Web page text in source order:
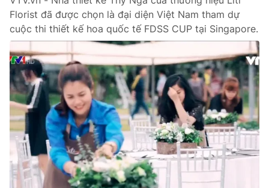
Liên hệ tòa soạn English
THỜI BÁO VTV
Theo dõi báo trên
Cơ quan chủ quản:Đài Truyền hình Việt Nam
Cơ quan báo chí:Thời báo VTV
Florist đã được chọn là đại diện Việt Nam tham dự
cuộc thi thiết kế hoa quốc tế FDSS CUP tại Singapore.